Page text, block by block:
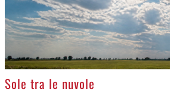
>
Sole tra le nuvole